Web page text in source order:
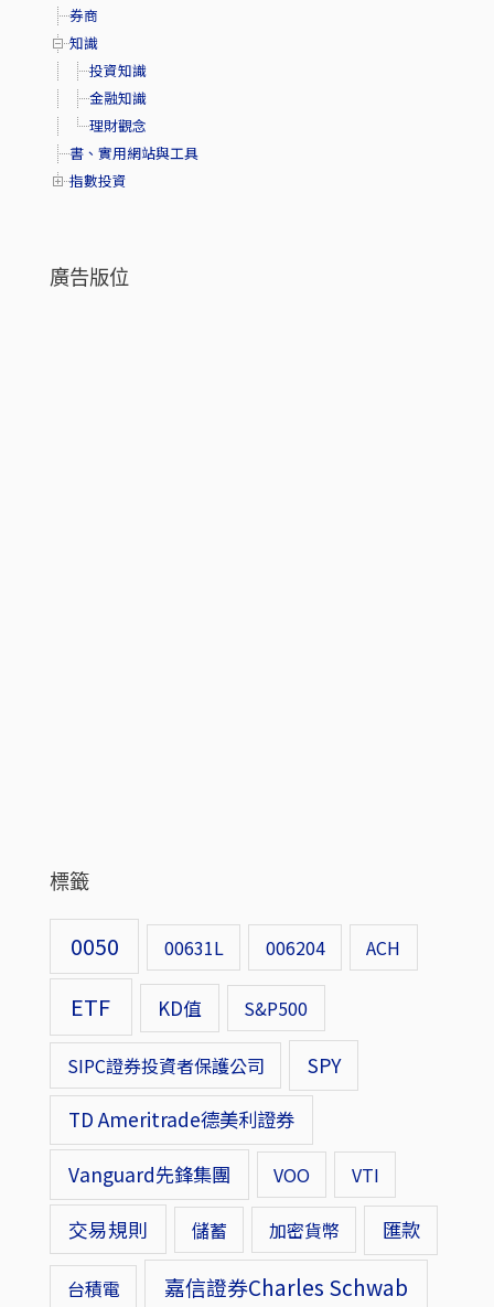
券商
知識
投資知識
金融知識
理財觀念
書、實用網站與工具
指數投資
廣告版位
標籤
0050 00631L 006204 ACH
ETF KD值 S&P500
SIPC證券投資者保護公司
SPY
TD Ameritrade德美利證券
Vanguard先鋒集團
VOO VTI
交易規則 儲蓄 加密貨幣 匯款
台積電 嘉信證券Charles Schwab